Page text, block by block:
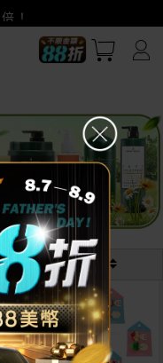
換GO~
折上折超划算
！
價格